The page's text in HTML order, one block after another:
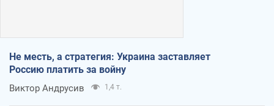
Не месть, а стратегия: Украина заставляет
Россию платить за войну
Виктор Андрусив 1,4 т.